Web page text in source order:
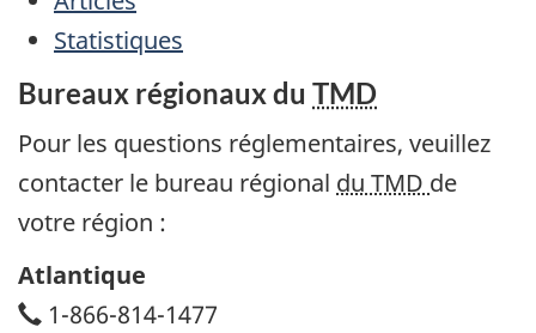
Statistiques
Bureaux régionaux du TMD
Pour les questions réglementaires, veuillez
contacter le bureau régional du TMD de
votre région :
Atlantique
1-866-814-1477